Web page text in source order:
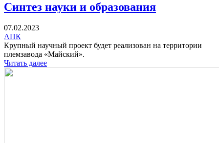
Синтез науки и образования
07.02.2023
АПК
Крупный научный проект будет реализован на территории
племзавода «Майский».
Читать далее